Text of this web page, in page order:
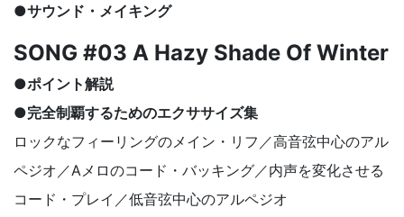
●サウンド・メイキング
SONG #03 A Hazy Shade Of Winter
●ポイント解説
●完全制覇するためのエクササイズ集
ロックなフィーリングのメイン・リフ／高音弦中心のアル
ペジオ／Aメロのコード・バッキング／内声を変化させる
コード・プレイ／低音弦中心のアルペジオ